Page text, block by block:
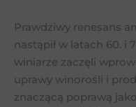
Prawdziwy renesans
nastąpił w latach 60. i
winiarze zaczęli
uprawy winorośli i
znaczącą poprawą